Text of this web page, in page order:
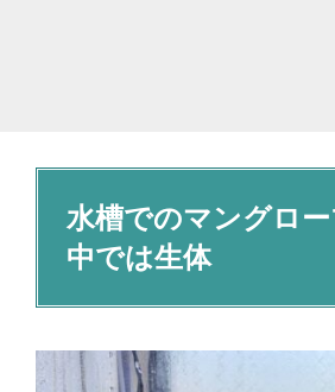
水槽でのマングロ
中では生体